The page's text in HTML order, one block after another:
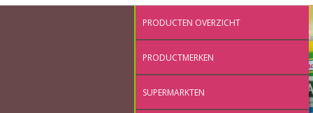
PRODUCTEN OVERZICHT
PRODUCTMERKEN
SUPERMARKTEN